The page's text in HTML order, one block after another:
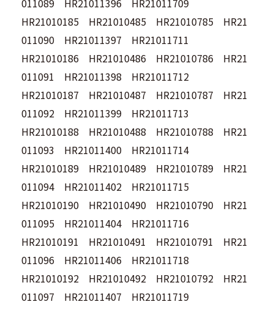
011089 HR21011396 HR21011709
HR21010185 HR21010485 HR21010785 HR21
011090 HR21011397 HR21011711
HR21010186 HR21010486 HR21010786 HR21
011091 HR21011398 HR21011712
HR21010187 HR21010487 HR21010787 HR21
011092 HR21011399 HR21011713
HR21010188 HR21010488 HR21010788 HR21
011093 HR21011400 HR21011714
HR21010189 HR21010489 HR21010789 HR21
011094 HR21011402 HR21011715
HR21010190 HR21010490 HR21010790 HR21
011095 HR21011404 HR21011716
HR21010191 HR21010491 HR21010791 HR21
011096 HR21011406 HR21011718
HR21010192 HR21010492 HR21010792 HR21
011097 HR21011407 HR21011719